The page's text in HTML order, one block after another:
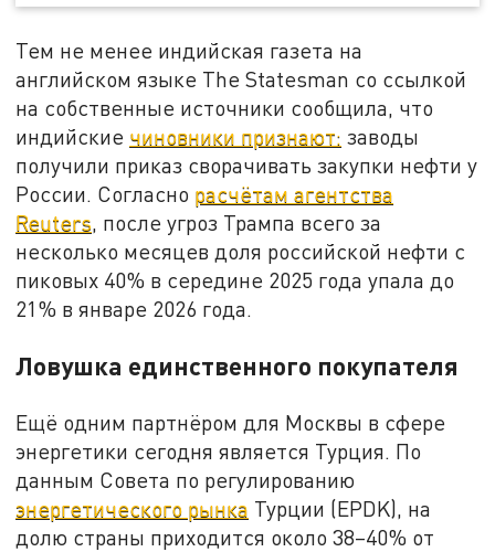
Тем не менее индийская газета на
английском языке The Statesman со ссылкой
на собственные источники сообщила, что
индийские чиновники признают: заводы
получили приказ сворачивать закупки нефти у
России. Согласно расчётам агентства
Reuters, после угроз Трампа всего за
несколько месяцев доля российской нефти с
пиковых 40% в середине 2025 года упала до
21% в январе 2026 года.
Ловушка единственного покупателя
Ещё одним партнёром для Москвы в сфере
энергетики сегодня является Турция. По
данным Совета по регулированию
энергетического рынка Турции (EPDK), на
долю страны приходится около 38–40% от